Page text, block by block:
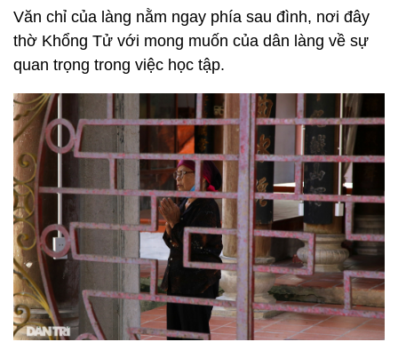
Văn chỉ của làng nằm ngay phía sau đình, nơi đây
thờ Khổng Tử với mong muốn của dân làng về sự
quan trọng trong việc học tập.